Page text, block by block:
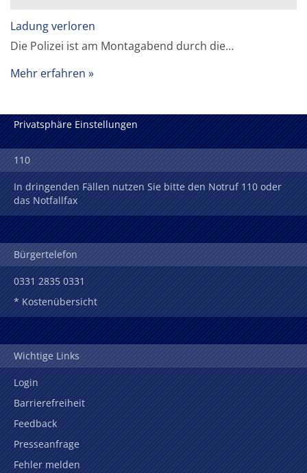
Ladung verloren
Die Polizei ist am Montagabend durch die…
Mehr erfahren
Privatsphäre Einstellungen
110
In dringenden Fällen nutzen Sie bitte den Notruf 110 oder
das Notfallfax
Bürgertelefon
0331 2835 0331
* Kostenübersicht
Wichtige Links
Login
Barrierefreiheit
Feedback
Presseanfrage
Fehler melden